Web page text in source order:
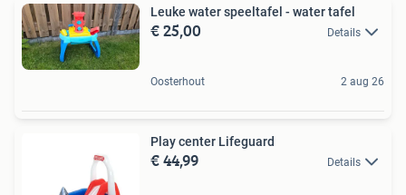
Leuke water speeltafel - water tafel
€ 25,00 Details
Oosterhout 2 aug 26
Play center Lifeguard
€ 44,99 Details